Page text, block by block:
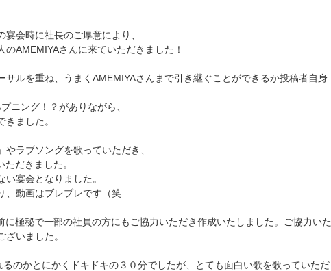
会時に社長のご厚意により、
AMEMIYAさんに来ていただきました！
サルを重ね、うまくAMEMIYAさんまで引き継ぐことができるか投稿者自身
ニング！？がありながら、
ました。
ラブソングを歌っていただき、
だきました。
宴会となりました。
、動画はブレブレです（笑
極秘で一部の社員の方にもご協力いただき作成いたしました。ご協力いた
いました。
るのかとにかくドキドキの３０分でしたが、とても面白い歌を歌っていただ